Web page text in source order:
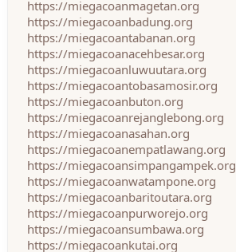
https://miegacoanmagetan.org
https://miegacoanbadung.org
https://miegacoantabanan.org
https://miegacoanacehbesar.org
https://miegacoanluwuutara.org
https://miegacoantobasamosir.org
https://miegacoanbuton.org
https://miegacoanrejanglebong.org
https://miegacoanasahan.org
https://miegacoanempatlawang.org
https://miegacoansimpangampek.org
https://miegacoanwatampone.org
https://miegacoanbaritoutara.org
https://miegacoanpurworejo.org
https://miegacoansumbawa.org
https://miegacoankutai.org